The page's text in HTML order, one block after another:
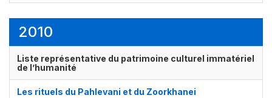
2010
Liste représentative du patrimoine culturel immatériel
de l’humanité
Les rituels du Pahlevani et du Zoorkhanei